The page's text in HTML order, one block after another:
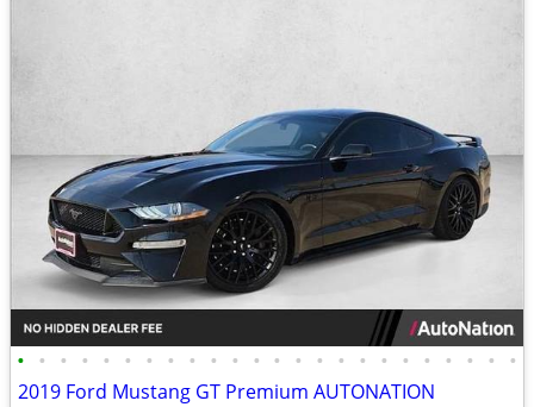
• • • • • • • • • • • • • • • • • • • • • • • •
2019 Ford Mustang GT Premium AUTONATION